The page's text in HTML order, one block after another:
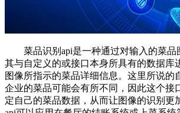
菜品识别api是一种通过对输入的菜品
其与自定义的或接口本身所具有的数据库
图像所指示的菜品详细信息。这里所说的
企业的菜品可能会有所不同，因此这个接
定自己的菜品数据，从而让图像的识别更